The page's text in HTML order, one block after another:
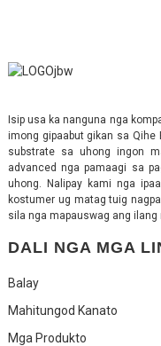
Isip usa ka nanguna nga
imong gipaabut gikan sa
substrate sa uhong ingon
advanced nga pamaagi sa
uhong. Nalipay kami nga
kostumer ug matag tuig
sila nga mapauswag ang ilang
DALI NGA MGA
Balay
Mahitungod Kanato
Mga Produkto